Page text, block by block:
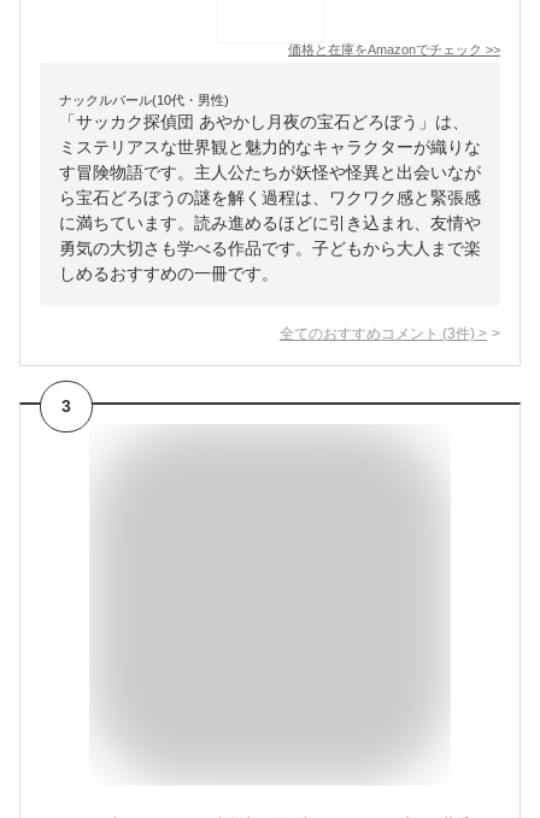
価格と在庫をAmazonでチェック >>
ナックルバール(10代・男性)
「サッカク探偵団 あやかし月夜の宝石どろぼう」は、
ミステリアスな世界観と魅力的なキャラクターが織りな
す冒険物語です。主人公たちが妖怪や怪異と出会いなが
ら宝石どろぼうの謎を解く過程は、ワクワク感と緊張感
に満ちています。読み進めるほどに引き込まれ、友情や
勇気の大切さも学べる作品です。子どもから大人まで楽
しめるおすすめの一冊です。
全てのおすすめコメント (3件) >
3